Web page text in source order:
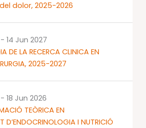
dolor, 2025-2026
DE LA RECERCA CLINICA EN
2025-2027
- 14 Jun 2027
TEÒRICA EN
D’ENDOCRINOLOGIA I NUTRICIÓ
- 18 Jun 2026